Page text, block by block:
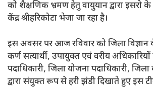
को शैक्षणिक भ्रमण हेतु वायुयान द्वारा इसरो
केंद्र श्रीहरिकोटा भेजा जा रहा है।
इस अवसर पर आज रविवार को जिला विज्ञान
कर्ण सत्यार्थी, उपायुक्त एवं वरीय अधिकारियों
पदाधिकारी, जिला योजना पदाधिकारी,
द्वारा संयुक्त रूप से हरी झंडी दिखाते हुए इस